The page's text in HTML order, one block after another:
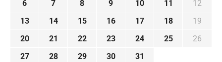
6
7 8 9 10 11
12
13
14 15 16 17 18
19
20
21 22 23 24 25
26
27
28 29 30
31